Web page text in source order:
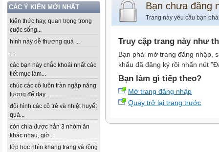
CÁC Ý KIẾN MỚI NHẤT
kiến thức hay, quan trọng trong
cuộc sống...
hình này dễ thương quá ...
...
các bạn này chắc khoái nhất các
tiết mục làm...
chúc các cô luôn tràn ngập năng
lượng để dạy...
đội hình các cô trẻ và nhiệt huyết
quá...
còn chia được hẳn 3 nhóm ăn
khác nhau, giờ...
lớp học nhìn khang trang và rộng
Bạn chưa đăng
Trang này yêu cầu bạn
Truy cập trang này như
Bạn phải mở trang đăng nhập,
khẩu đã đăng ký rồi nhấn nút
Bạn làm gì tiếp theo?
Mở trang đăng nhập
Quay trở lại trang trước